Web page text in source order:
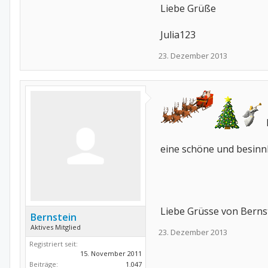
Liebe Grüße
Julia123
23. Dezember 2013
Bernstein
Aktives Mitglied
Registriert seit:
15. November 2011
Beiträge:
1.047
eine schöne und
Liebe Grüsse von
23. Dezember 2013